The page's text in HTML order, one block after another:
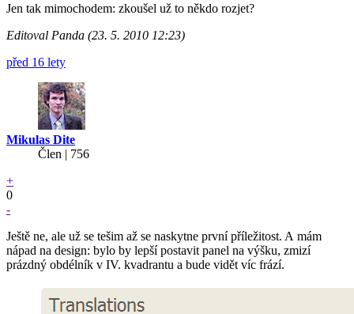
Jen tak mimochodem: zkoušel už to někdo rozjet?
Editoval Panda (23. 5. 2010 12:23)
před 16 lety
Mikulas Dite
Člen | 756
+
0
-
Ještě ne, ale už se tešim až se naskytne první příležitost. A mám
nápad na design: bylo by lepší postavit panel na výšku, zmizí
prázdný obdélník v IV. kvadrantu a bude vidět víc frází.